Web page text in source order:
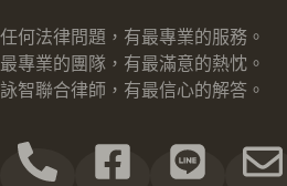
任何法律問題，有最專業的服務。
最專業的團隊，有最滿意的熱忱。
詠智聯合律師，有最信心的解答。